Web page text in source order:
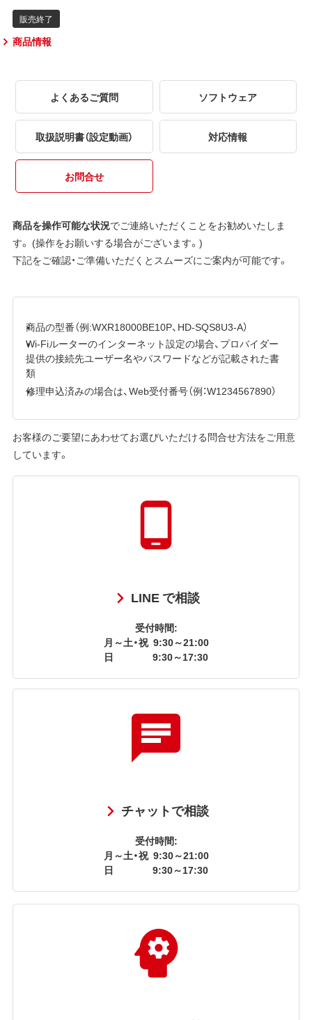
商品情報
よくあるご質問 ソフトウェア
取扱説明書（設定動画） 対応情報
お問合せ
商品を操作可能な状況でご連絡いただくことをお勧めいたしま
す。 (操作をお願いする場合がございます。)
下記をご確認・ご準備いただくとスムーズにご案内が可能です。
商品の型番（例:WXR18000BE10P、HD-SQS8U3-A）
Wi-Fiルーターのインターネット設定の場合、プロバイダー
提供の接続先ユーザー名やパスワードなどが記載された書
類
修理申込済みの場合は、Web受付番号（例：W1234567890）
お客様のご要望にあわせてお選びいただける問合せ方法をご用意
しています。
LINE で相談
受付時間:
月～土・祝 9:30～21:00
日
9:30～17:30
チャットで相談
受付時間:
月～土・祝 9:30～21:00
日
9:30～17:30